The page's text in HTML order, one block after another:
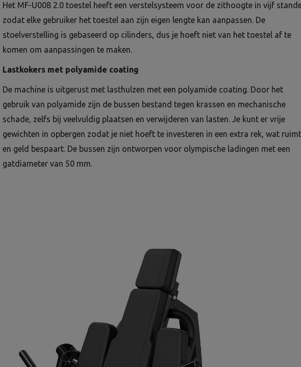
Het MF-U008 2.0 toestel heeft een verstelsysteem voor de zithoogte in vijf
zodat elke gebruiker het toestel aan zijn eigen lengte kan aanpassen. De
stoelverstelling is gebaseerd op cilinders, dus je hoeft niet van het toestel af te
komen om aanpassingen te maken.
Lastkokers met polyamide coating
De machine is uitgerust met lasthulzen met een polyamide coating. Door het
gebruik van polyamide zijn de bussen bestand tegen krassen en mechanische
schade, zelfs bij veelvuldig plaatsen en verwijderen van lasten. Je kunt er vrije
gewichten in opbergen zodat je niet hoeft te investeren in een extra rek, wat
en geld bespaart. De bussen zijn ontworpen voor olympische ladingen met een
gatdiameter van 50 mm.